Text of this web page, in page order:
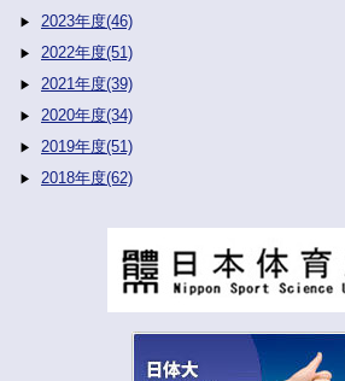
2023年度(46)
2022年度(51)
2021年度(39)
2020年度(34)
2019年度(51)
2018年度(62)